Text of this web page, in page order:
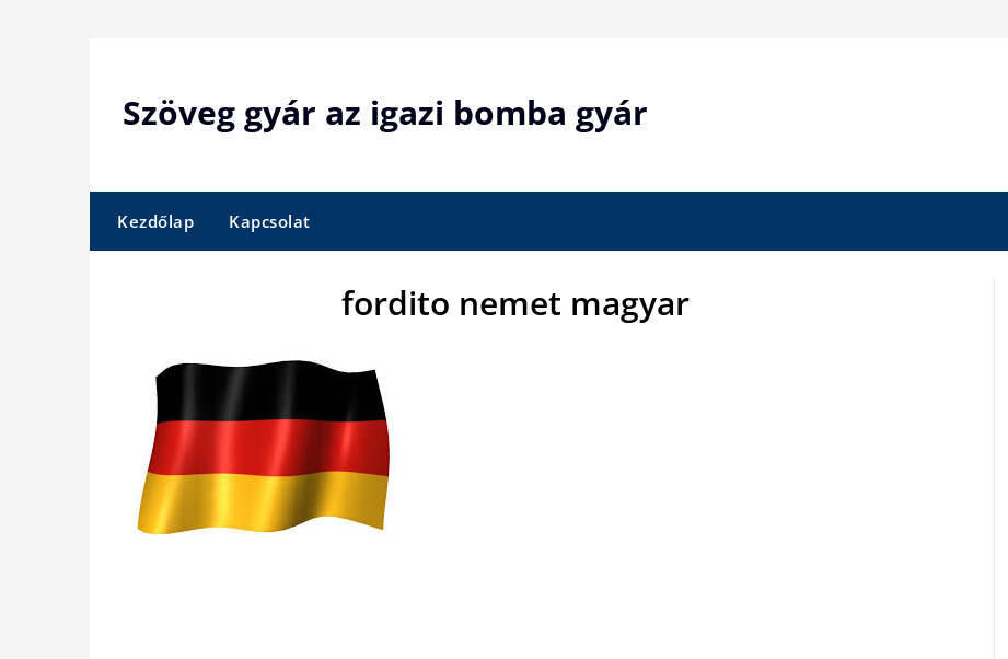
Szöveg gyár az igazi bomba gyár
Kezdőlap Kapcsolat
fordito nemet magyar